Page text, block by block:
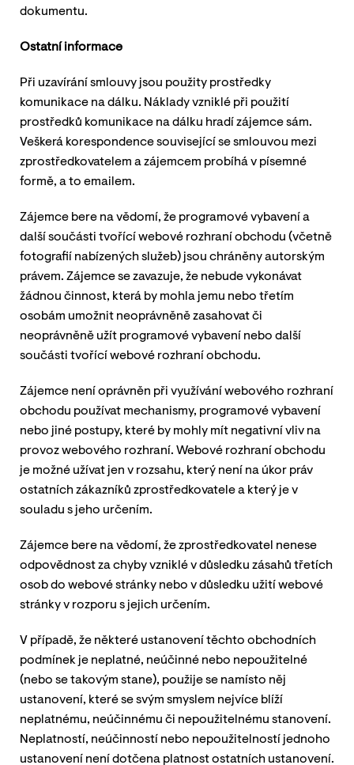
dokumentu.
Ostatní informace
Při uzavírání smlouvy jsou použity prostředky
komunikace na dálku. Náklady vzniklé při použití
prostředků komunikace na dálku hradí zájemce sám.
Veškerá korespondence související se smlouvou mezi
zprostředkovatelem a zájemcem probíhá v písemné
formě, a to emailem.
Zájemce bere na vědomí, že programové vybavení a
další součásti tvořící webové rozhraní obchodu (včetně
fotografií nabízených služeb) jsou chráněny autorským
právem. Zájemce se zavazuje, že nebude vykonávat
žádnou činnost, která by mohla jemu nebo třetím
osobám umožnit neoprávněně zasahovat či
neoprávněně užít programové vybavení nebo další
součásti tvořící webové rozhraní obchodu.
Zájemce není oprávněn při využívání webového rozhraní
obchodu používat mechanismy, programové vybavení
nebo jiné postupy, které by mohly mít negativní vliv na
provoz webového rozhraní. Webové rozhraní obchodu
je možné užívat jen v rozsahu, který není na úkor práv
ostatních zákazníků zprostředkovatele a který je v
souladu s jeho určením.
Zájemce bere na vědomí, že zprostředkovatel nenese
odpovědnost za chyby vzniklé v důsledku zásahů třetích
osob do webové stránky nebo v důsledku užití webové
stránky v rozporu s jejich určením.
V případě, že některé ustanovení těchto obchodních
podmínek je neplatné, neúčinné nebo nepoužitelné
(nebo se takovým stane), použije se namísto něj
ustanovení, které se svým smyslem nejvíce blíží
neplatnému, neúčinnému či nepoužitelnému stanovení.
Neplatností, neúčinností nebo nepoužitelností jednoho
ustanovení není dotčena platnost ostatních ustanovení.